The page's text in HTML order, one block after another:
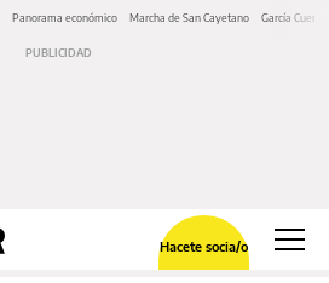
Panorama económico Marcha de San Cayetano García Cuerva
Hacete socia/o